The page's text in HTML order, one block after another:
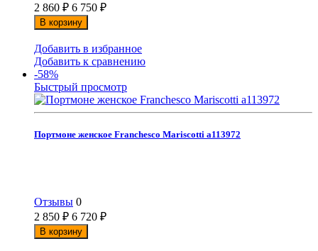
2 860 ₽ 6 750 ₽
В корзину
Добавить в избранное
Добавить к сравнению
-58%
Быстрый просмотр
Портмоне женское Franchesco Mariscotti а113972
Отзывы 0
2 850 ₽ 6 720 ₽
В корзину